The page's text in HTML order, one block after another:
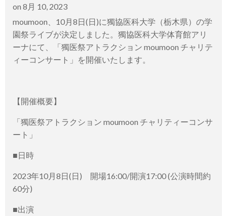
on 8月 10, 2023
moumoon、10月8日(日)に獨協医科大学（栃木県）の学
園祭ライブが決定しました。獨協医科大学体育館アリ
ーナにて、「獨医祭アトラクション moumoon チャリテ
ィーコンサート」を開催いたします。
【開催概要】
「獨医祭アトラクション moumoon チャリティーコンサ
ート」
■日時
2023年10月8日(日) 開場16:00/開演17:00 (公演時間約
60分)
■出演